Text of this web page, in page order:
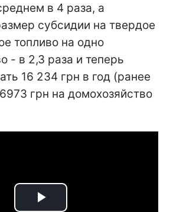
в 4 раза, а
субсидии на твердое
топливо на одно
- в 2,3 раза и теперь
16 234 грн в год (ранее
грн на домохозяйство